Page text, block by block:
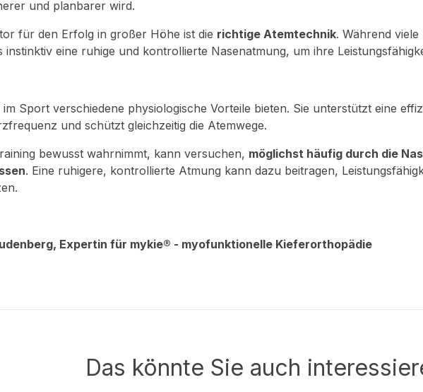
und planbarer wird.
für den Erfolg in großer Höhe ist die richtige Atemtechnik. Während
eine ruhige und kontrollierte Nasenatmung, um ihre
Sport verschiedene physiologische Vorteile bieten. Sie unterstützt eine
und schützt gleichzeitig die Atemwege.
bewusst wahrnimmt, kann versuchen, möglichst häufig durch die
. Eine ruhigere, kontrollierte Atmung kann dazu beitragen,
Expertin für mykie® - myofunktionelle Kieferorthopädie
Das könnte Sie auch